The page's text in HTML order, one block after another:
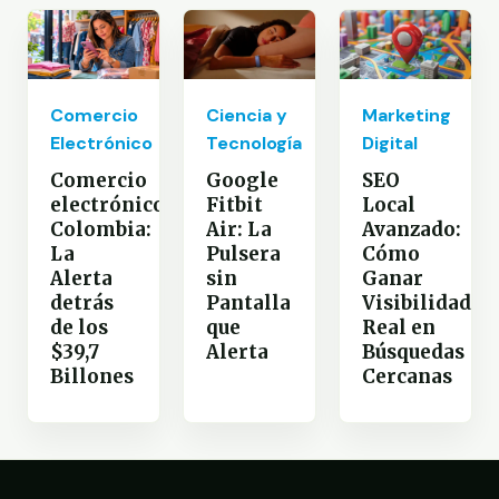
Comercio
Electrónico
Comercio
electrónico
Colombia:
La
Alerta
detrás
de los
$39,7
Billones
Ciencia y
Tecnología
Google
Fitbit
Air: La
Pulsera
sin
Pantalla
que
Alerta
Marketing
Digital
SEO
Local
Avanzado:
Cómo
Ganar
Visibilidad
Real en
Búsquedas
Cercanas